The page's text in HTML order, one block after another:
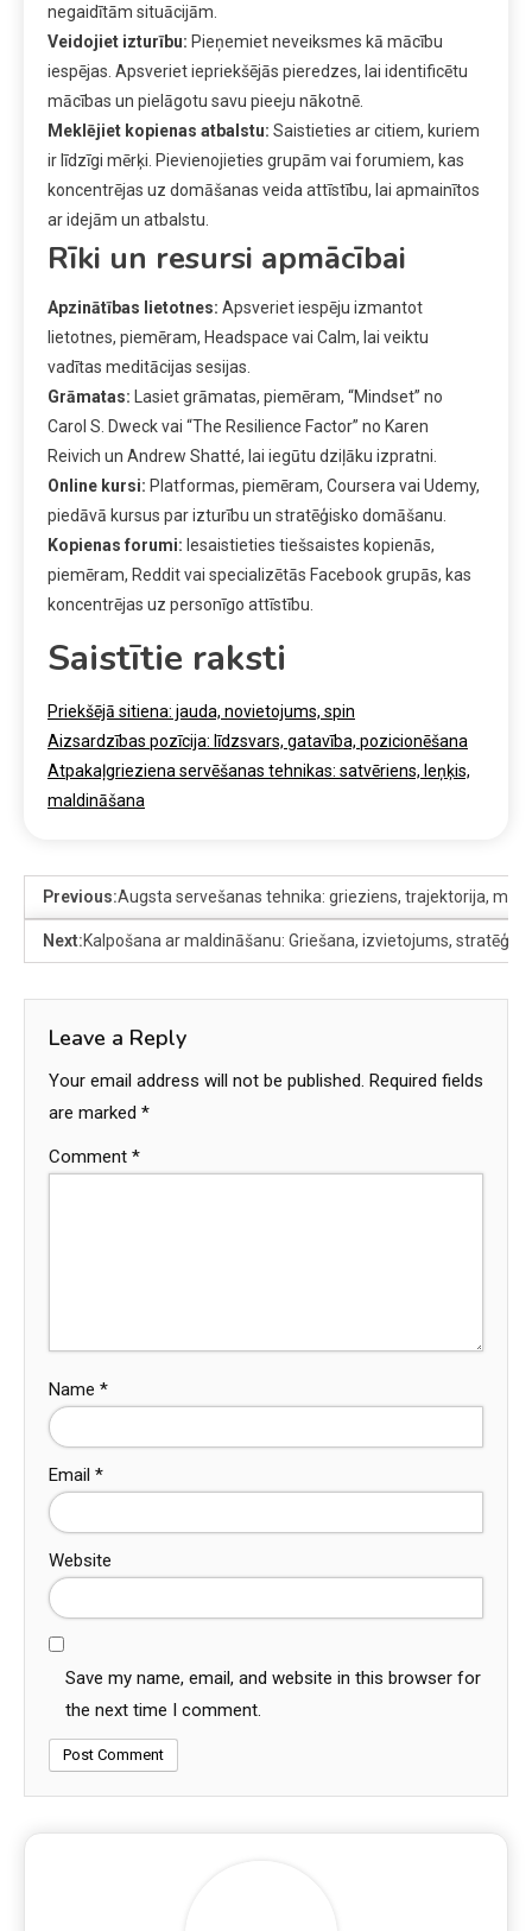
negaidītām situācijām.
Veidojiet izturību: Pieņemiet neveiksmes kā mācību
iespējas. Apsveriet iepriekšējās pieredzes, lai identificētu
mācības un pielāgotu savu pieeju nākotnē.
Meklējiet kopienas atbalstu: Saistieties ar citiem, kuriem
ir līdzīgi mērķi. Pievienojieties grupām vai forumiem, kas
koncentrējas uz domāšanas veida attīstību, lai apmainītos
ar idejām un atbalstu.
Rīki un resursi apmācībai
Apzinātības lietotnes: Apsveriet iespēju izmantot
lietotnes, piemēram, Headspace vai Calm, lai veiktu
vadītas meditācijas sesijas.
Grāmatas: Lasiet grāmatas, piemēram, “Mindset” no
Carol S. Dweck vai “The Resilience Factor” no Karen
Reivich un Andrew Shatté, lai iegūtu dziļāku izpratni.
Online kursi: Platformas, piemēram, Coursera vai Udemy,
piedāvā kursus par izturību un stratēģisko domāšanu.
Kopienas forumi: Iesaistieties tiešsaistes kopienās,
piemēram, Reddit vai specializētās Facebook grupās, kas
koncentrējas uz personīgo attīstību.
Saistītie raksti
Priekšējā sitiena: jauda, novietojums, spin
Aizsardzības pozīcija: līdzsvars, gatavība, pozicionēšana
Atpakaļgrieziena servēšanas tehnikas: satvēriens, leņķis,
maldināšana
Previous:Augsta servešanas tehnika: grieziens, trajektorija,
Next:Kalpošana ar maldināšanu: Griešana, izvietojums, stratēģija
Leave a Reply
Your email address will not be published. Required fields
are marked *
Comment *
Name *
Email *
Website
Save my name, email, and website in this browser for
the next time I comment.